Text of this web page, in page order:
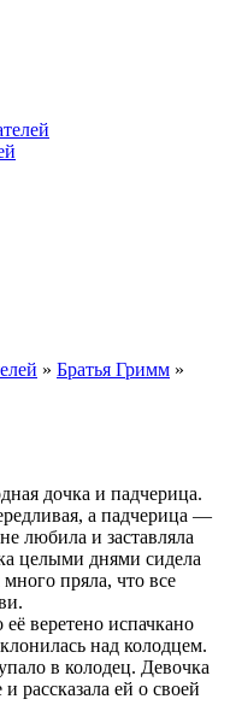
» Братья Гримм »
дочка и падчерица.
а падчерица —
любила и заставляла
целыми днями сидела
пряла, что все
её веретено испачкано
над колодцем.
в колодец. Девочка
рассказала ей о своей